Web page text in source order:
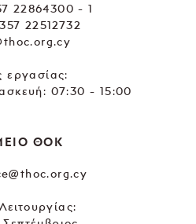
22864300 - 1
22512732
εργασίας:
07:30 - 15:00
ΘΟΚ